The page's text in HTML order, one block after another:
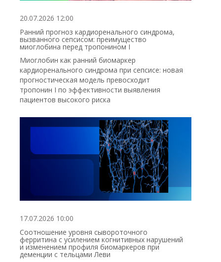
20.07.2026 12:00
Ранний прогноз кардиоренального синдрома,
вызванного сепсисом: преимущество
миоглобина перед тропонином I
Миоглобин как ранний биомаркер
кардиоренального синдрома при сепсисе: новая
прогностическая модель превосходит
тропонин I по эффективности выявления
пациентов высокого риска
17.07.2026 10:00
Соотношение уровня сывороточного
ферритина с усилением когнитивных нарушений
и изменением профиля биомаркеров при
деменции с тельцами Леви